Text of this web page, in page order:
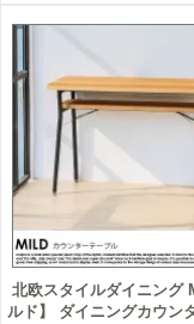
北欧スタイルダイニング
ルド】 ダイニングカウン